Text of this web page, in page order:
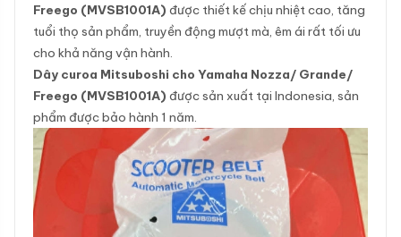
Freego (MVSB1001A) được thiết kế chịu nhiệt cao, tăng
tuổi thọ sản phẩm, truyền động mượt mà, êm ái rất tối ưu
cho khả năng vận hành.
Dây curoa Mitsuboshi cho Yamaha Nozza/ Grande/
Freego (MVSB1001A) được sản xuất tại Indonesia, sản
phẩm được bảo hành 1 năm.